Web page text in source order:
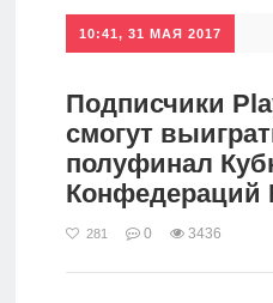
10:41, 31 МАЯ 2017
Подписчики
смогут
полуфинал
Конфедераций
281 0 3436